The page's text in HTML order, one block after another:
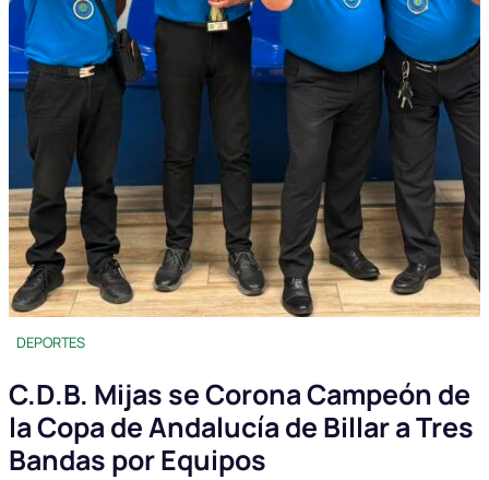
DEPORTES
C.D.B. Mijas se Corona Campeón de
la Copa de Andalucía de Billar a Tres
Bandas por Equipos